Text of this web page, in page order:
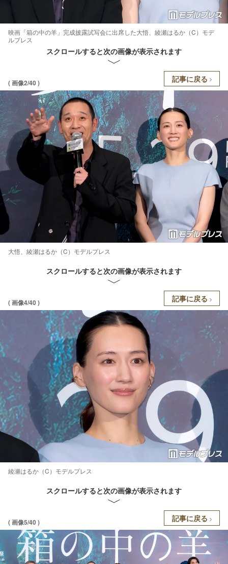
映画「箱の中の羊」完成披露試写会に出席した大悟、綾瀬はるか（C）モデ
ルプレス
スクロールすると次の画像が表示されます
( 画像2/40 ) 記事に戻る
大悟、綾瀬はるか（C）モデルプレス
スクロールすると次の画像が表示されます
( 画像4/40 ) 記事に戻る
綾瀬はるか（C）モデルプレス
スクロールすると次の画像が表示されます
( 画像5/40 ) 記事に戻る